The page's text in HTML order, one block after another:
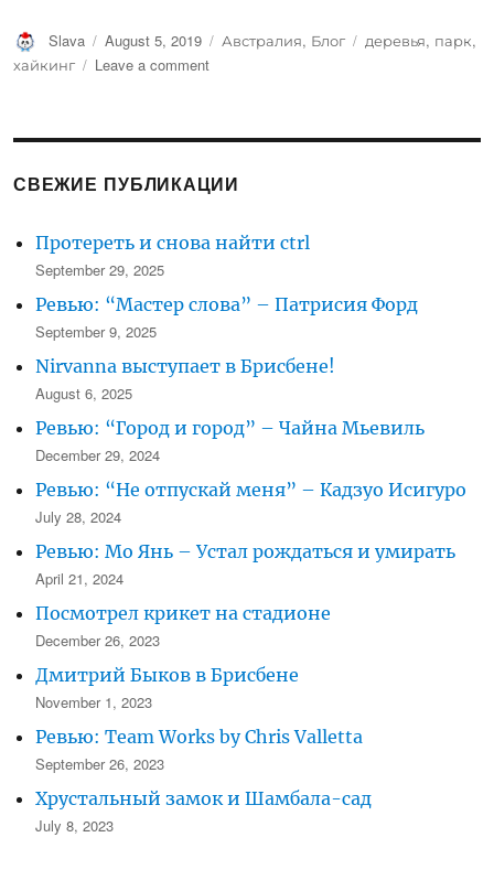
Author
Slava
Posted
on
August 5, 2019 Categories
Австралия, Блог Tags
деревья, парк,
хайкинг
Leave a commenton
друг
фикусы-
СВЕЖИЕ ПУБЛИКАЦИИ
Протереть и снова найти ctrl
September 29, 2025
Ревью: “Мастер слова” – Патрисия Форд
September 9, 2025
Nirvanna выступает в Брисбене!
August 6, 2025
Ревью: “Город и город” – Чайна Мьевиль
December 29, 2024
Ревью: “Не отпускай меня” – Кадзуо Исигуро
July 28, 2024
Ревью: Мо Янь – Устал рождаться и умирать
April 21, 2024
Посмотрел крикет на стадионе
December 26, 2023
Дмитрий Быков в Брисбене
November 1, 2023
Ревью: Team Works by Chris Valletta
September 26, 2023
Хрустальный замок и Шамбала-сад
July 8, 2023